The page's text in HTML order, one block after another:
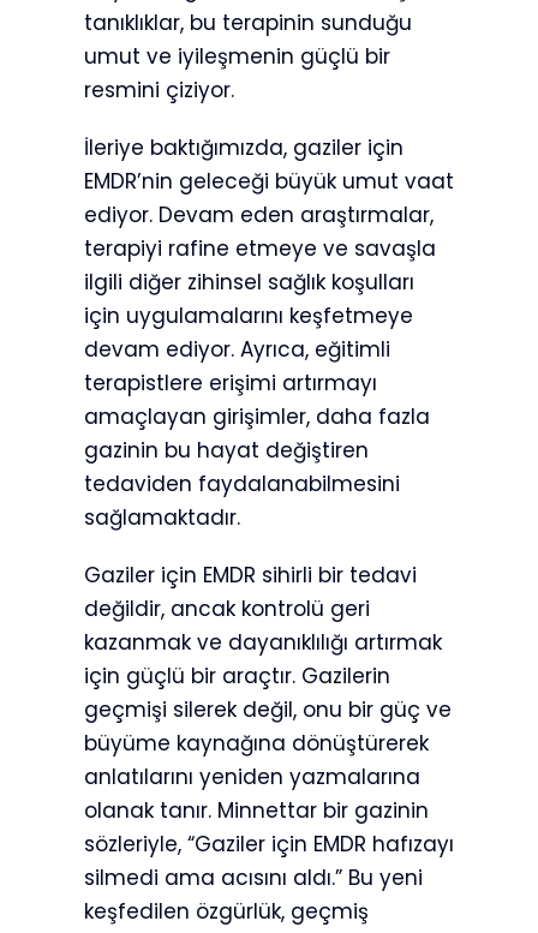
tanıklıklar, bu terapinin sunduğu
umut ve iyileşmenin güçlü bir
resmini çiziyor.
İleriye baktığımızda, gaziler için
EMDR’nin geleceği büyük umut vaat
ediyor. Devam eden araştırmalar,
terapiyi rafine etmeye ve savaşla
ilgili diğer zihinsel sağlık koşulları
için uygulamalarını keşfetmeye
devam ediyor. Ayrıca, eğitimli
terapistlere erişimi artırmayı
amaçlayan girişimler, daha fazla
gazinin bu hayat değiştiren
tedaviden faydalanabilmesini
sağlamaktadır.
Gaziler için EMDR sihirli bir tedavi
değildir, ancak kontrolü geri
kazanmak ve dayanıklılığı artırmak
için güçlü bir araçtır. Gazilerin
geçmişi silerek değil, onu bir güç ve
büyüme kaynağına dönüştürerek
anlatılarını yeniden yazmalarına
olanak tanır. Minnettar bir gazinin
sözleriyle, “Gaziler için EMDR hafızayı
silmedi ama acısını aldı.” Bu yeni
keşfedilen özgürlük, geçmiş